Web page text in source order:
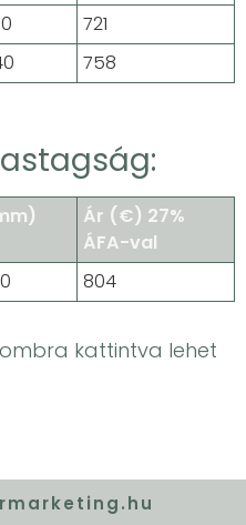
721
758
Ár (€) 27%
ÁFA-val
804
kattintva lehet